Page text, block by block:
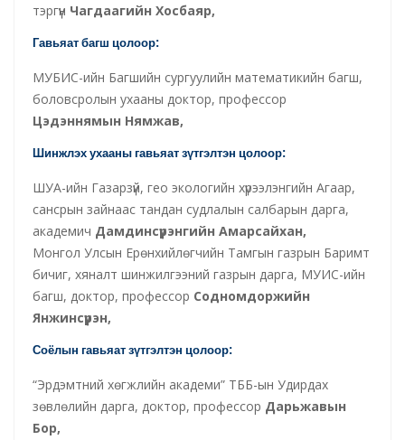
тэргүүн Чагдаагийн Хосбаяр,
Гавьяат багш цолоор:
МУБИС-ийн Багшийн сургуулийн математикийн багш,
боловсролын ухааны доктор, профессор
Цэдэннямын Нямжав,
Шинжлэх ухааны гавьяат зүтгэлтэн цолоор:
ШУА-ийн Газарзүй, гео экологийн хүрээлэнгийн Агаар,
сансрын зайнаас тандан судлалын салбарын дарга,
академич Дамдинсүрэнгийн Амарсайхан,
Монгол Улсын Ерөнхийлөгчийн Тамгын газрын Баримт
бичиг, хяналт шинжилгээний газрын дарга, МУИС-ийн
багш, доктор, профессор Содномдоржийн
Янжинсүрэн,
Соёлын гавьяат зүтгэлтэн цолоор:
“Эрдэмтний хөгжлийн академи” ТББ-ын Удирдах
зөвлөлийн дарга, доктор, профессор Дарьжавын
Бор,